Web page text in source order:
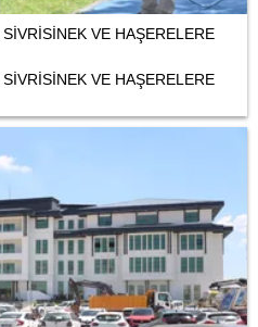
VE HAŞERELERE
VE HAŞERELERE